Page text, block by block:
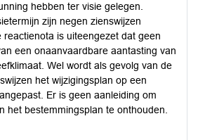
hebben ter visie gelegen.
zijn negen zienswijzen
reactienota is uiteengezet dat geen
een onaanvaardbare aantasting van
Wel wordt als gevolg van de
het wijzigingsplan op een
Er is geen aanleiding om
het bestemmingsplan te onthouden.